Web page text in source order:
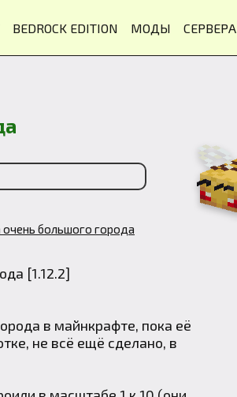
BEDROCK EDITION МОДЫ СЕРВЕРА
очень большого города
в майнкрафте, пока её
не всё ещё сделано, в